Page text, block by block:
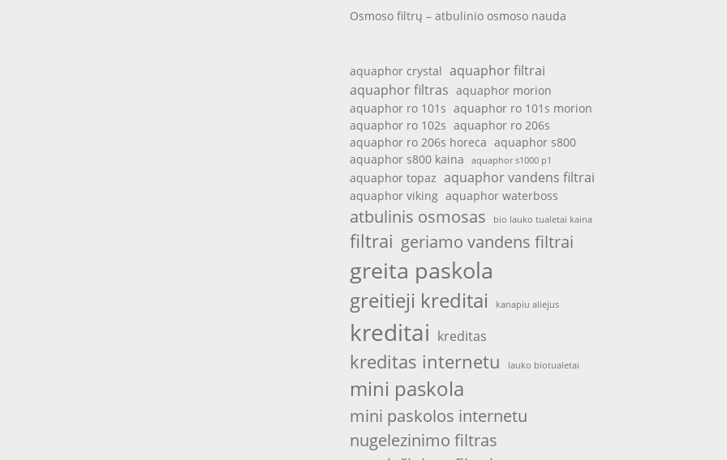
Osmoso filtrų – atbulinio osmoso nauda
aquaphor crystal aquaphor filtrai
aquaphor filtras aquaphor morion
aquaphor ro 101s aquaphor ro 101s morion
aquaphor ro 102s aquaphor ro 206s
aquaphor ro 206s horeca aquaphor s800
aquaphor s800 kaina
aquaphor s1000 p1
aquaphor topaz aquaphor vandens filtrai
aquaphor viking aquaphor waterboss
atbulinis osmosas bio lauko tualetai kaina
filtrai geriamo vandens filtrai
greita paskola
greitieji kreditai kanapiu aliejus
kreditai kreditas
kreditas internetu lauko biotualetai
mini paskola
mini paskolos internetu
nugelezinimo filtras